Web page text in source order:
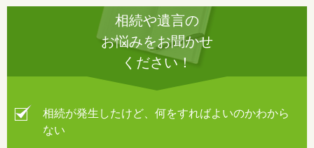
相続や遺言の
お悩みをお聞かせ
ください！
相続が発生したけど、何をすればよいのかわから
ない